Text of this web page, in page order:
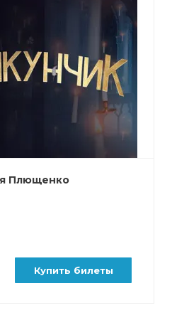
Плющенко
Купить билеты